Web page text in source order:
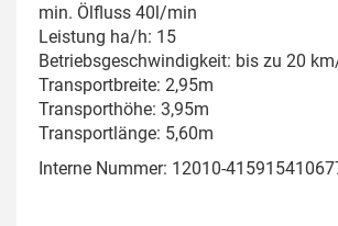
min. Ölfluss 40l/min
Leistung ha/h: 15
Betriebsgeschwindigkeit: bis zu 20
Transportbreite: 2,95m
Transporthöhe: 3,95m
Transportlänge: 5,60m
Interne Nummer: 12010-